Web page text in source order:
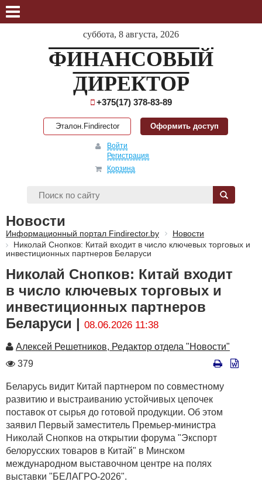
суббота, 8 августа, 2026
ФИНАНСОВЫЙ
ДИРЕКТОР
+375(17) 378-83-89
Эталон.Findirector Оформить доступ
Войти
Регистрация
Корзина
Новости
Информационный портал Findirector.by
Новости
Николай Снопков: Китай входит в число ключевых торговых и
инвестиционных партнеров Беларуси
Николай Снопков: Китай входит
в число ключевых торговых и
инвестиционных партнеров
Беларуси | 08.06.2026 11:38
Автор
Алексей Решетников, Редактор отдела "Новости"
Количество
379
Беларусь видит Китай партнером по совместному
развитию и выстраиванию устойчивых цепочек
поставок от сырья до готовой продукции. Об этом
заявил Первый заместитель Премьер-министра
Николай Снопков на открытии форума "Экспорт
белорусских товаров в Китай" в Минском
международном выставочном центре на полях
выставки "БЕЛАГРО-2026".